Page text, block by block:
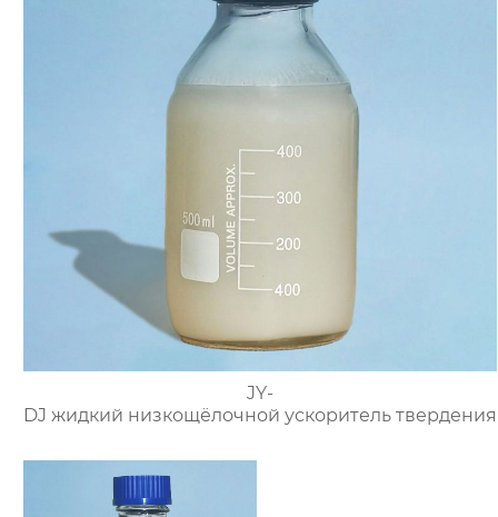
JY-
DJ жидкий низкощёлочной ускоритель твердения